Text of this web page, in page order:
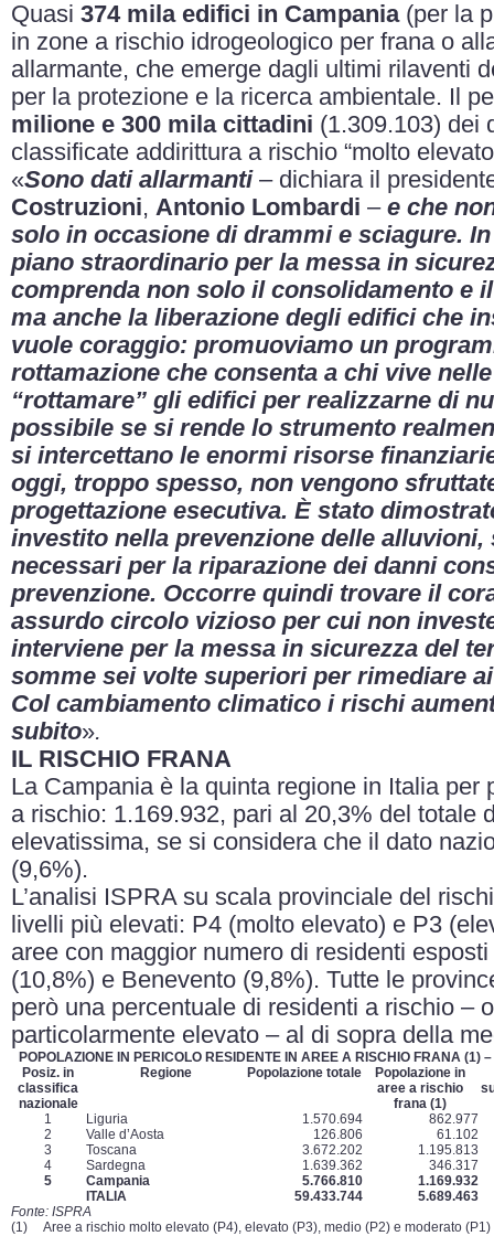
Quasi 374 mila edifici in Campania(per la
in zone a rischio idrogeologico per frana o
allarmante, che emerge dagli ultimi rilaventi
per la protezione e la ricerca ambientale. Il
milione e 300 mila cittadini (1.309.103) dei
classificate addirittura a rischio “molto
«Sono dati allarmanti – dichiara il
Costruzioni, Antonio Lombardi – e che
solo in occasione di drammi e sciagure.
piano straordinario per la messa in
comprenda non solo il consolidamento e
ma anche la liberazione degli edifici che
vuole coraggio: promuoviamo un
rottamazione che consenta a chi vive
“rottamare” gli edifici per realizzarne di
possibile se si rende lo strumento
si intercettano le enormi risorse
oggi, troppo spesso, non vengono
progettazione esecutiva. È stato
investito nella prevenzione delle
necessari per la riparazione dei danni
prevenzione. Occorre quindi trovare il
assurdo circolo vizioso per cui non
interviene per la messa in sicurezza del
somme sei volte superiori per rimediare
Col cambiamento climatico i rischi
subito».
IL RISCHIO FRANA
La Campania è la quinta regione in Italia per
a rischio: 1.169.932, pari al 20,3% del totale
elevatissima, se si considera che il dato
(9,6%).
L’analisi ISPRA su scala provinciale del
livelli più elevati: P4 (molto elevato) e P3
aree con maggior numero di residenti
(10,8%) e Benevento (9,8%). Tutte le
però una percentuale di residenti a rischio –
particolarmente elevato – al di sopra della
POPOLAZIONE IN PERICOLO RESIDENTE IN AREE A RISCHIO FRANA (1)
Posiz. in
classifica
nazionale
Regione Popolazione totale
Popolazione in
aree a rischio
frana (1)
1
Liguria 1.570.694
862.977
2
Valle d’Aosta 126.806
61.102
3
Toscana 3.672.202
1.195.813
4
Sardegna 1.639.362
346.317
5
Campania 5.766.810
1.169.932
ITALIA
59.433.744
5.689.463
Fonte: ISPRA
(1) Aree a rischio molto elevato (P4), elevato (P3), medio (P2) e moderato (P1)